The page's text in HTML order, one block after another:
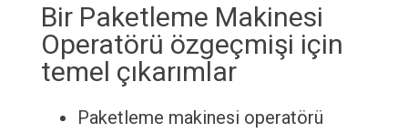
Bir Paketleme Makinesi
Operatörü özgeçmişi için
temel çıkarımlar
Paketleme makinesi operatörü